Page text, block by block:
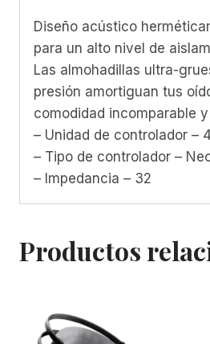
Diseño acústico
para un alto nivel de
Las almohadillas ultra-
presión amortiguan tus
comodidad incomparable
– Unidad de controlador –
– Tipo de controlador –
– Impedancia – 32
Productos